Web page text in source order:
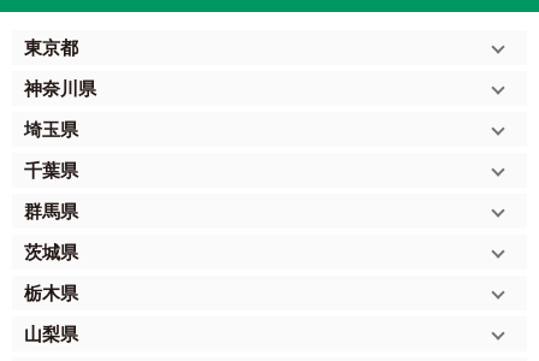
東京都
神奈川県
埼玉県
千葉県
群馬県
茨城県
栃木県
山梨県